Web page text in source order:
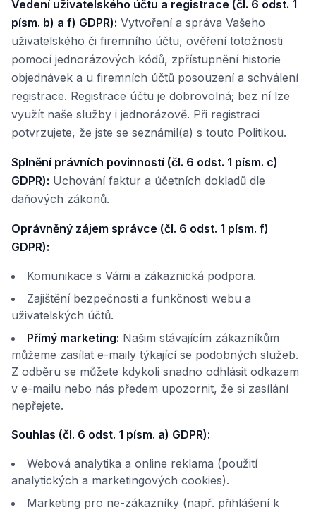
Vedení uživatelského účtu a registrace (čl. 6 odst. 1
písm. b) a f) GDPR): Vytvoření a správa Vašeho
uživatelského či firemního účtu, ověření totožnosti
pomocí jednorázových kódů, zpřístupnění historie
objednávek a u firemních účtů posouzení a schválení
registrace. Registrace účtu je dobrovolná; bez ní lze
využít naše služby i jednorázově. Při registraci
potvrzujete, že jste se seznámil(a) s touto Politikou.
Splnění právních povinností (čl. 6 odst. 1 písm. c)
GDPR): Uchování faktur a účetních dokladů dle
daňových zákonů.
Oprávněný zájem správce (čl. 6 odst. 1 písm. f)
GDPR):
Komunikace s Vámi a zákaznická podpora.
Zajištění bezpečnosti a funkčnosti webu a
uživatelských účtů.
Přímý marketing: Našim stávajícím zákazníkům
můžeme zasílat e-maily týkající se podobných služeb.
Z odběru se můžete kdykoli snadno odhlásit odkazem
v e-mailu nebo nás předem upozornit, že si zasílání
nepřejete.
Souhlas (čl. 6 odst. 1 písm. a) GDPR):
Webová analytika a online reklama (použití
analytických a marketingových cookies).
Marketing pro ne-zákazníky (např. přihlášení k